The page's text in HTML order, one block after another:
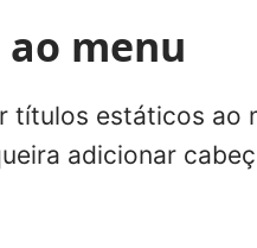
menu
títulos estáticos ao
adicionar